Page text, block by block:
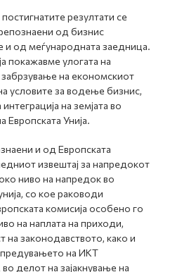
резултати се
од бизнис
и од меѓународната заедница.
покажавме улогата на
забрзување на економскиот
условите за водење бизнис,
на земјата во
Европската Унија.
и од Европската
извештај за напредокот
ниво на напредок во
со кое раководи
комисија особено го
на наплата на приходи,
на законодавството, како и
на ИКТ
делот на зајакнување на